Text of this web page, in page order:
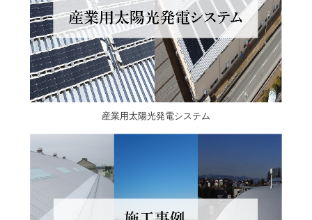
産業用太陽光発電システム